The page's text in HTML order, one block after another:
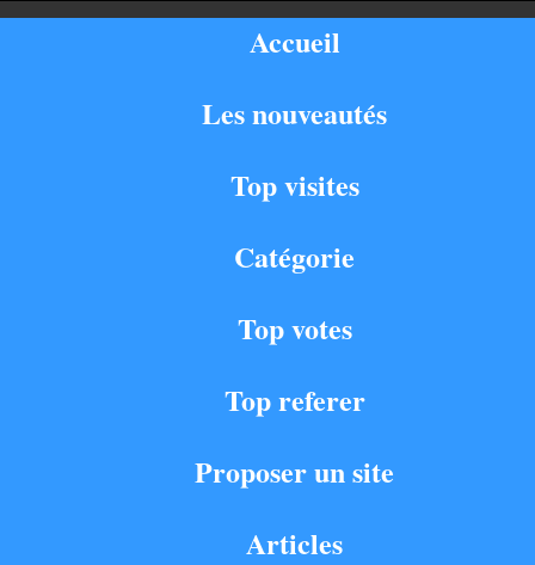
Accueil
Les nouveautés
Top visites
Catégorie
Top votes
Top referer
Proposer un site
Articles